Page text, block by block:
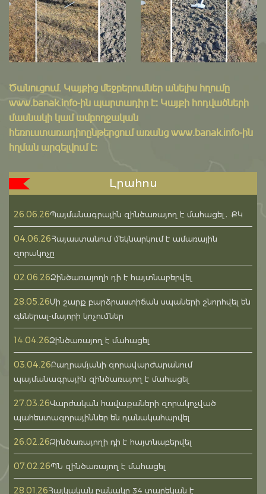
Ծանուցում․ Կայքից մեջբերումներ անելիս հղումը
www.banak.info-ին պարտադիր է: Կայքի հոդվածների
մասնակի կամ ամբողջական
հեռուստառադիոընթերցում առանց www.banak.info-ին
հղման արգելվում է:
Լրահոս
26.06.26Պայմանագրային զինծառայող է մահացել․ ՔԿ
04.06.26Հայաստանում մեկնարկում է ամառային
զորակոչը
02.06.26Զինծառայողի դի է հայտնաբերվել
28.05.26Մի շարք բարձրաստիճան սպաների շնորհվել են
գեներալ-մայորի կոչումներ
14.04.26Զինծառայող է մահացել
03.04.26Բաղրամյանի զորավարժարանում
պայմանագրային զինծառայող է մահացել
27.03.26Վարժական հավաքաների զորակոչված
պահեստազորայիններ են դանակահարվել
26.02.26Զինծառայողի դի է հայտնաբերվել
07.02.26ՊՆ զինծառայող է մահացել
28.01.26Հայկական բանակը 34 տարեկան է